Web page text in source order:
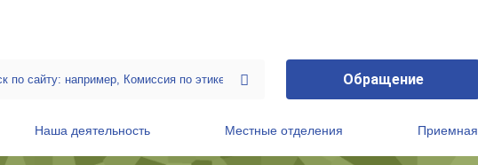
Обращение
Наша деятельность Местные отделения Приемная